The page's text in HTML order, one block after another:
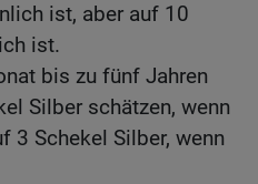
ist, aber auf 10
ist.
bis zu fünf Jahren
Silber schätzen, wenn
3 Schekel Silber, wenn